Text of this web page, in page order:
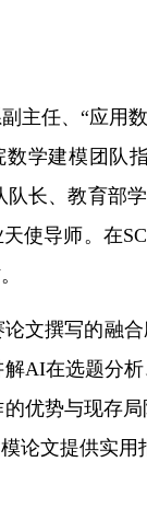
主任、“应用
学建模团队
队长、教育
使导师。在
文撰写的融
AI在选题分
优势与现存
论文提供实用